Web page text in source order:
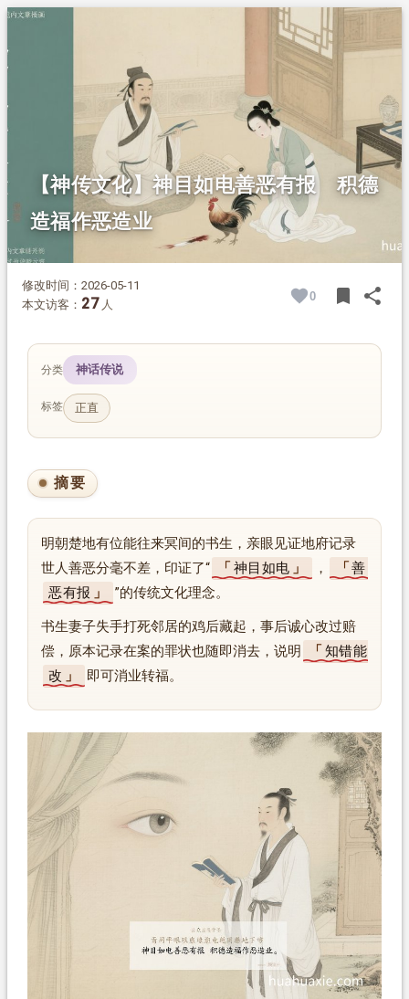
1. 摘要
【神传文化】神目如电善恶有报 积德
造福作恶造业
修改时间：2026-05-11
本文访客： 27 人
0 bookmark share
分类 神话传说
标签 正直
摘要
明朝楚地有位能往来冥间的书生，亲眼见证地府记录
世人善恶分毫不差，印证了“
神目如电 ，
善
恶有报
”的传统文化理念。
书生妻子失手打死邻居的鸡后藏起，事后诚心改过赔
偿，原本记录在案的罪状也随即消去，说明
知错能
改
即可消业转福。